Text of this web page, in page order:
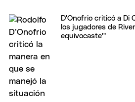
D'Onofrio criticó a Di
los jugadores de
equivocaste'"